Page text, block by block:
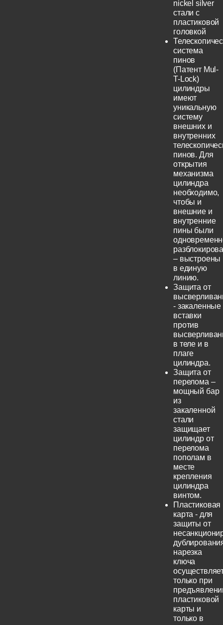
nickel silver
стали с
пластиковой
головкой
система
пинов
(Патент Mul-
T-Lock)
цилиндры
имеют
уникальную
систему
внешних и
внутренних
пинов. Для
открытия
механизма
цилиндра
необходимо,
чтобы и
внешние и
внутренние
пины были
– выстроены
в единую
линию.
Защита от
- закаленные
вставки
против
в теле и в
плаге
цилиндра.
Защита от
перелома –
мощный бар
из
закаленной
стали
защищает
цилиндр от
перелома
пополам в
месте
крепления
цилиндра
винтом.
Пластиковая
карта - для
защиты от
нарезка
ключа
только при
пластиковой
карты и
только в